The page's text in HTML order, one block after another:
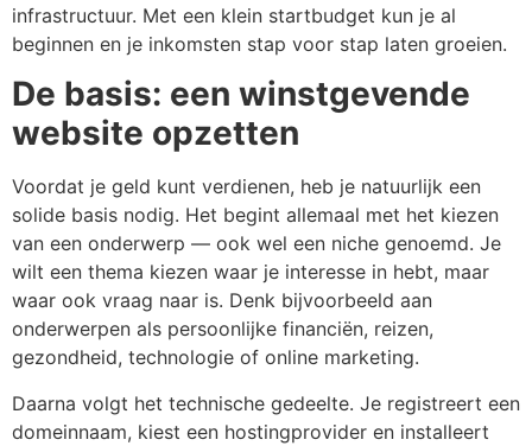
infrastructuur. Met een klein startbudget kun je al
beginnen en je inkomsten stap voor stap laten groeien.
De basis: een winstgevende
website opzetten
Voordat je geld kunt verdienen, heb je natuurlijk een
solide basis nodig. Het begint allemaal met het kiezen
van een onderwerp — ook wel een niche genoemd. Je
wilt een thema kiezen waar je interesse in hebt, maar
waar ook vraag naar is. Denk bijvoorbeeld aan
onderwerpen als persoonlijke financiën, reizen,
gezondheid, technologie of online marketing.
Daarna volgt het technische gedeelte. Je registreert een
domeinnaam, kiest een hostingprovider en installeert